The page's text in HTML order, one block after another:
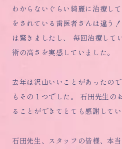
わからないぐらい綺麗に治療し
をされている歯医者さんは違う
は驚きましたし、 毎回治療して
術の高さを実感していました。
去年は沢山いいことがあったの
もその１つでした。 石田先生の
ることができてとても感謝してい
石田先生、スタッフの皆様、本